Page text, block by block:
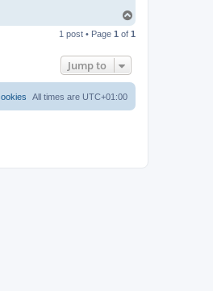
p
1 post • Page 1 of 1
Jump to
All times are UTC+01:00